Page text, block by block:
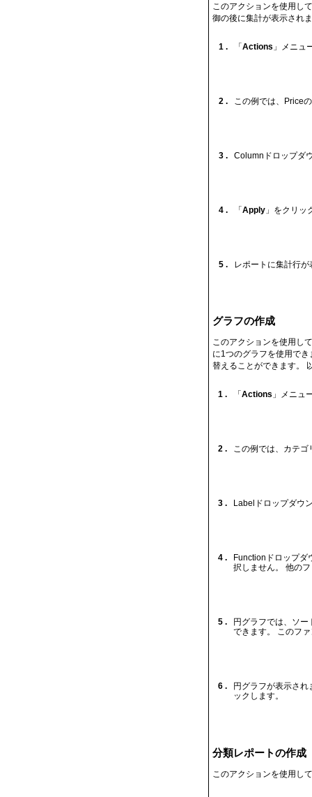
このアクションを使用し
御の後に集計が表示され
1 . 「Actions 」メニュ
2 . この例では、Price
3 . Columnドロップダ
4 . 「Apply 」をクリッ
5 . レポートに集計行
グラフの作成
このアクションを使用し
に1つのグラフを使用で
替えることができます。
1 . 「 Actions 」メニュ
2 . この例では、カテ
3 . Labelドロップダウ
4 .
Functionドロップダ
択しません。 他の
5 .
円グラフでは、ソ
できます。 このフ
6 .
円グラフが表示さ
ックします。
分類レポートの作成
このアクションを使用し